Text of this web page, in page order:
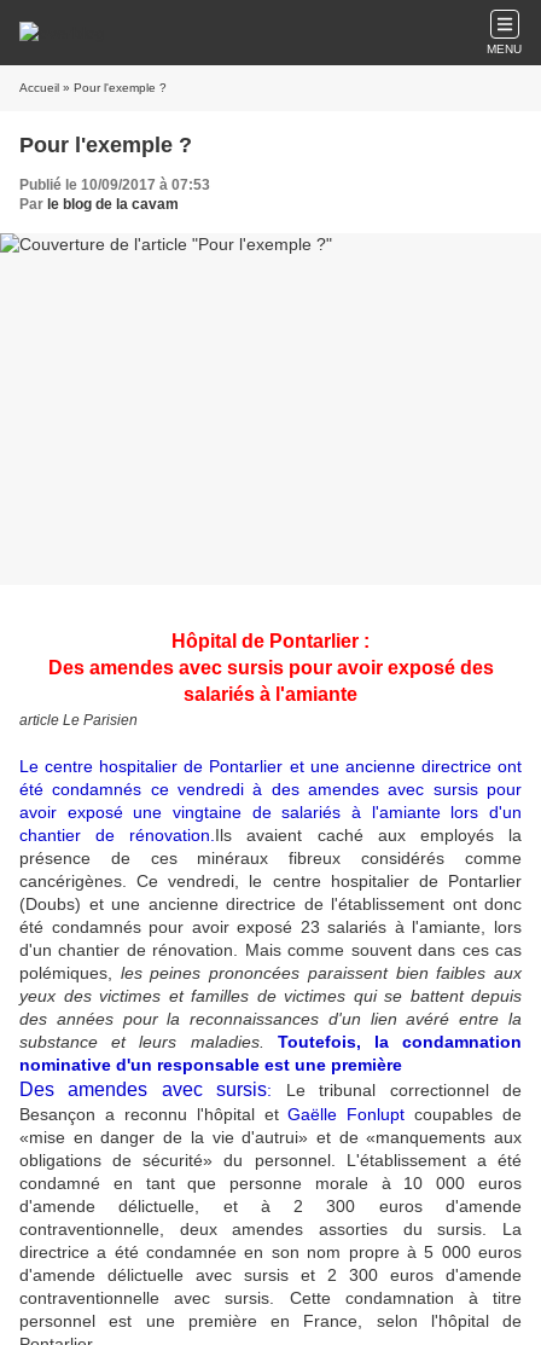
MENU
Accueil » Pour l'exemple ?
Pour l'exemple ?
Publié le 10/09/2017 à 07:53
Par le blog de la cavam
Hôpital de Pontarlier :
Des amendes avec sursis pour avoir exposé des
salariés à l'amiante
article Le Parisien
Le centre hospitalier de Pontarlier et une ancienne directrice ont
été condamnés ce vendredi à des amendes avec sursis pour
avoir exposé une vingtaine de salariés à l'amiante lors d'un
chantier de rénovation Ils avaient caché aux employés la
présence de ces minéraux fibreux considérés comme
cancérigènes. Ce vendredi, le centre hospitalier de Pontarlier
(Doubs) et une ancienne directrice de l'établissement ont donc
été condamnés pour avoir exposé 23 salariés à l'amiante, lors
d'un chantier de rénovation. Mais comme souvent dans ces cas
polémiques, les peines prononcées paraissent bien faibles aux
yeux des victimes et familles de victimes qui se battent depuis
des années pour la reconnaissances d'un lien avéré entre la
substance et leurs maladies. Toutefois, la condamnation
nominative d'un responsable est une première
Des amendes avec sursis: Le tribunal correctionnel de
Besançon a reconnu l'hôpital etGaëlle Fonlupt coupables de
«mise en danger de la vie d'autrui» et de «manquements aux
obligations de sécurité» du personnel. L'établissement a été
condamné en tant que personne morale à 10 000 euros
d'amende délictuelle, et à 2 300 euros d'amende
contraventionnelle, deux amendes assorties du sursis. La
directrice a été condamnée en son nom propre à 5 000 euros
d'amende délictuelle avec sursis et 2 300 euros d'amende
contraventionnelle avec sursis. Cette condamnation à titre
personnel est une première en France, selon l'hôpital de